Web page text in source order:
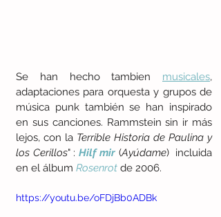
Se han hecho tambien musicales,
adaptaciones para orquesta y grupos de
música punk también se han inspirado
en sus canciones. Rammstein sin ir más
lejos, con la Terrible Historia de Paulina y
los Cerillos" : Hilf mir (Ayúdame)  incluida
en el álbum Rosenrot de 2006.
https://youtu.be/oFDjBb0ADBk